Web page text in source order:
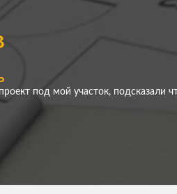
Превзошли все мои ожидания!
под мой участок, подсказали
Превзошли все мои ожидания!